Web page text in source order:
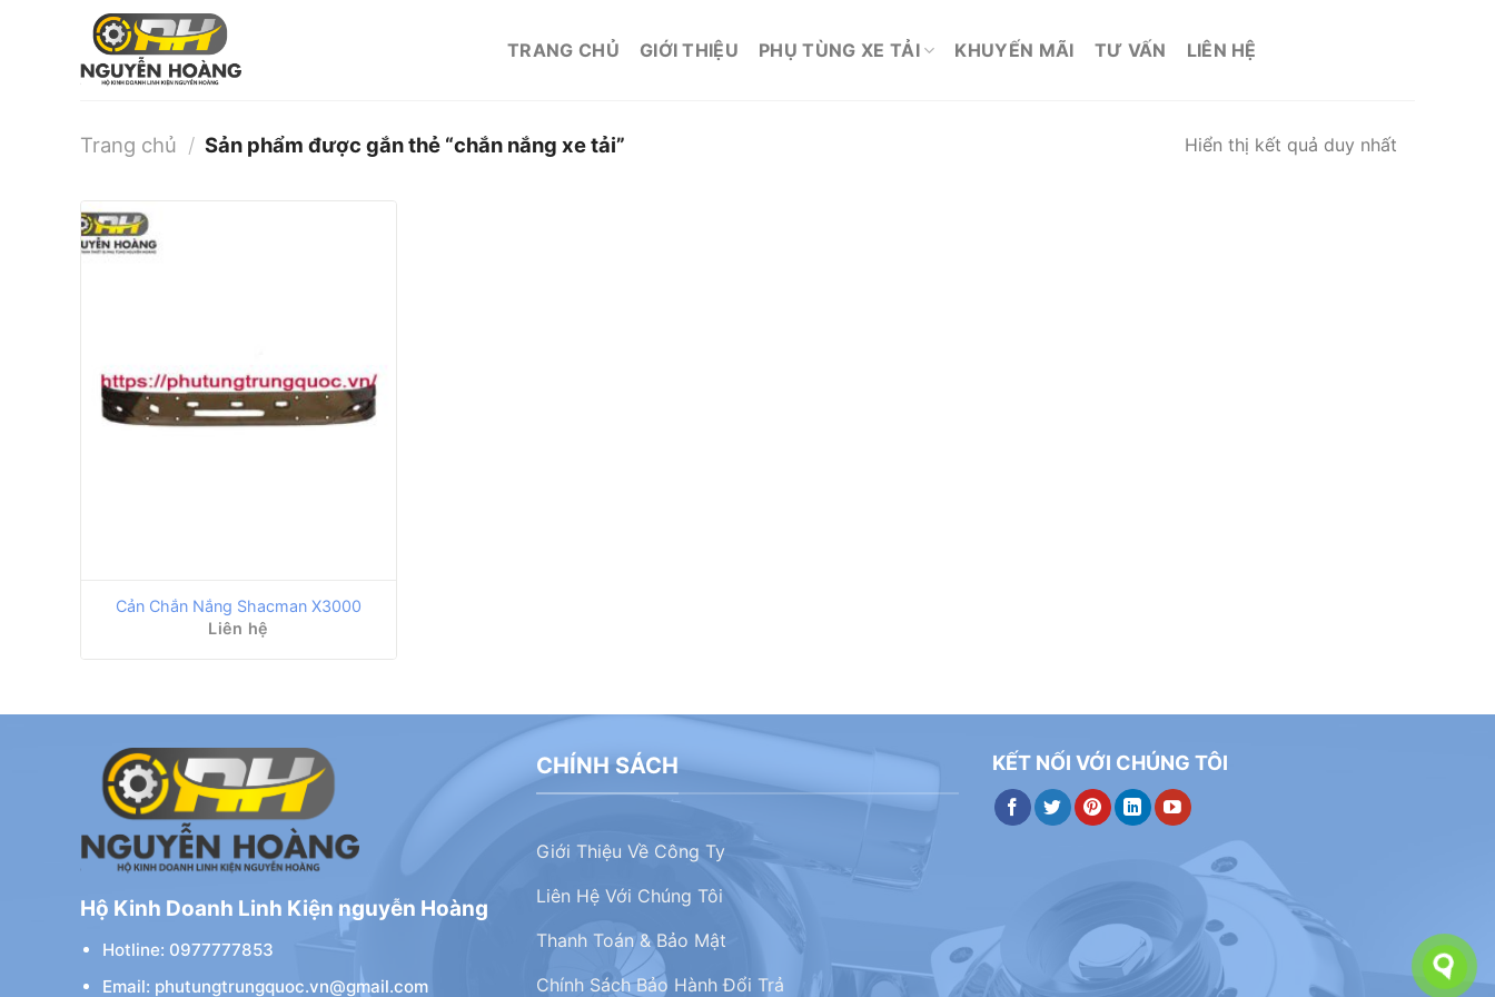
TRANG CHỦ GIỚI THIỆU PHỤ TÙNG XE TẢI KHUYẾN MÃI TƯ VẤN LIÊN HỆ
Trang chủ / Sản phẩm được gắn thẻ “chắn nắng xe tải” Hiển thị kết quả duy nhất
Cản Chắn Nắng Shacman X3000
Liên hệ
Hộ Kinh Doanh Linh Kiện nguyễn Hoàng
Hotline: 0977777853
Email: phutungtrungquoc.vn@gmail.com
CHÍNH SÁCH
Giới Thiệu Về Công Ty
Liên Hệ Với Chúng Tôi
Thanh Toán & Bảo Mật
Chính Sách Bảo Hành Đổi Trả
KẾT NỐI VỚI CHÚNG TÔI